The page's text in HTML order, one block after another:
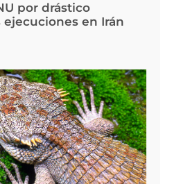
por drástico
en Irán